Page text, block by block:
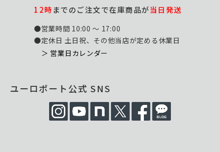
12時までのご注文で在庫商品が当日発送
●営業時間 10:00 ～ 17:00
●定休日 土日祝、その他当店が定める休業日
＞ 営業日カレンダー
ユーロポート公式 SNS